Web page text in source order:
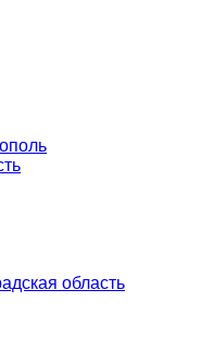
область